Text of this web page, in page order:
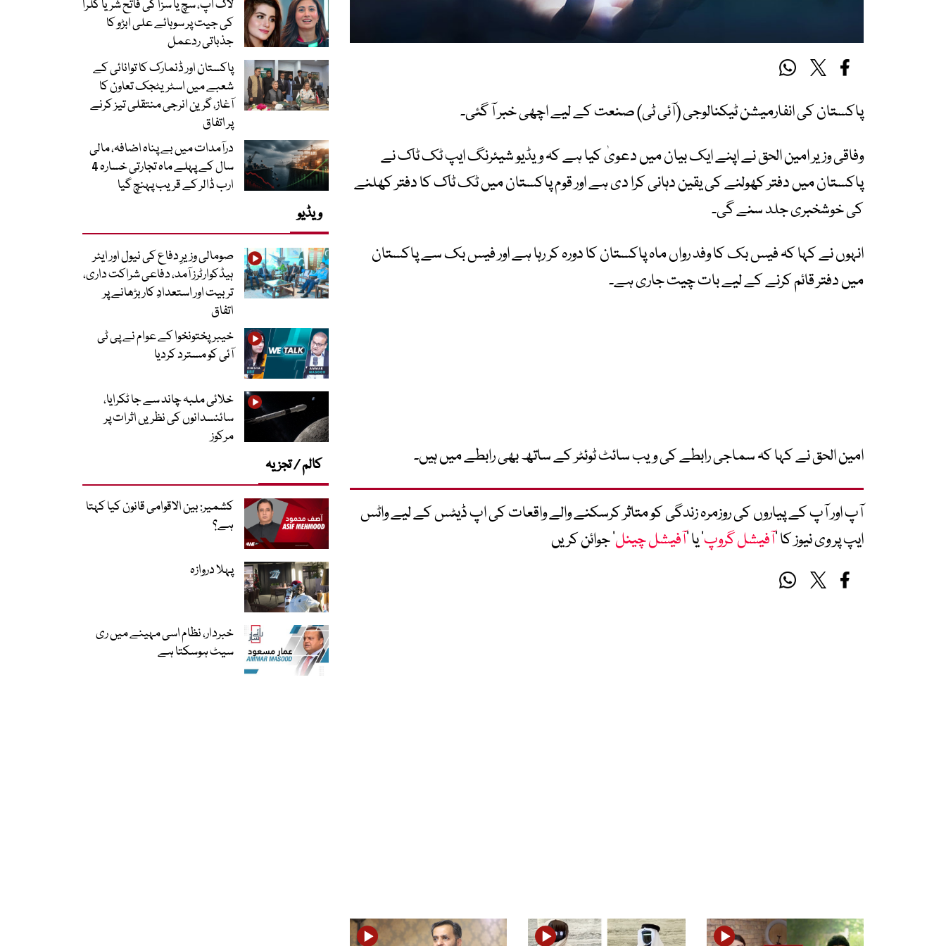
پاکستان کی انفارمیشن ٹیکنالوجی (آئی ٹی) صنعت کے لیے اچھی خبر آ گئی۔
وفاقی وزیر امین الحق نے اپنے ایک بیان میں دعویٰ کیا ہے کہ ویڈیو شیئرنگ ایپ ٹک ٹاک نے
پاکستان میں دفتر کھولنے کی یقین دہانی کرا دی ہے اور قوم پاکستان میں ٹک ٹاک کا دفتر کھلنے
کی خوشخبری جلد سنے گی۔
انہوں نے کہا کہ فیس بک کا وفد رواں ماہ پاکستان کا دورہ کر رہا ہے اور فیس بک سے پاکستان
میں دفتر قائم کرنے کے لیے بات چیت جاری ہے۔
امین الحق نے کہا کہ سماجی رابطے کی ویب سائٹ ٹوئٹر کے ساتھ بھی رابطے میں ہیں۔
آپ اور آپ کے پیاروں کی روزمرہ زندگی کو متاثر کرسکنے والے واقعات کی اپ ڈیٹس کے لیے واٹس
ایپ پر وی نیوز کا ’آفیشل گروپ‘ یا ’آفیشل چینل‘ جوائن کریں
لاک اپ، سچ یا سزا کی فاتح شریا کلرا
کی جیت پر سوہائے علی ابڑو کا
جذباتی ردعمل
پاکستان اور ڈنمارک کا توانائی کے
شعبے میں اسٹریٹجک تعاون کا
آغاز، گرین انرجی منتقلی تیز کرنے
پر اتفاق
درآمدات میں بے پناہ اضافہ، مالی
سال کے پہلے ماہ تجارتی خسارہ 4
ارب ڈالر کے قریب پہنچ گیا
ویڈیو
صومالی وزیرِ دفاع کی نیول اور ایئر
ہیڈکوارٹرز آمد، دفاعی شراکت داری،
تربیت اور استعدادِ کار بڑھانے پر
اتفاق
خیبرپختونخوا کے عوام نے پی ٹی
آئی کو مسترد کردیا
خلائی ملبہ چاند سے جا ٹکرایا،
سائنسدانوں کی نظریں اثرات پر
مرکوز
کالم / تجزیہ
کشمیر: بین الاقوامی قانون کیا کہتا
ہے؟
پہلا دروازہ
خبردار، نظام اسی مہینے میں ری
سیٹ ہوسکتا ہے